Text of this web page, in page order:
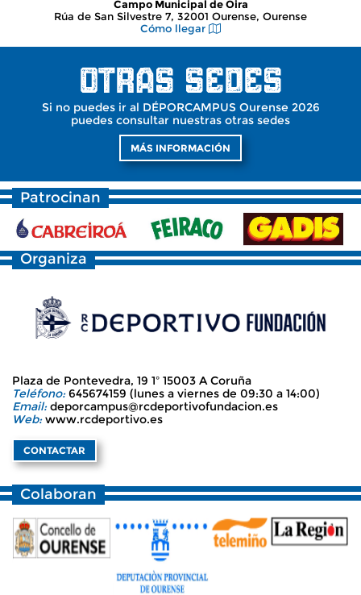
Campo Municipal de Oira
Rúa de San Silvestre 7, 32001 Ourense, Ourense
Cómo llegar
Si no puedes ir al DÉPORCAMPUS Ourense 2026
puedes consultar nuestras otras sedes
MÁS INFORMACIÓN
Patrocinan
Organiza
Plaza de Pontevedra, 19 1º 15003 A Coruña
Teléfono:645674159 (lunes a viernes de 09:30 a 14:00)
Email:deporcampus@rcdeportivofundacion.es
Web: www.rcdeportivo.es
CONTACTAR
Colaboran